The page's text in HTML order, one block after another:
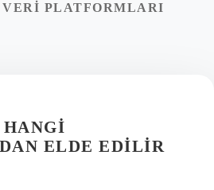
PLATFORMLARI
ELDE EDILIR